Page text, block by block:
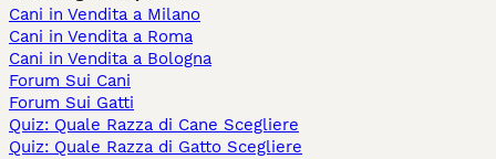
Cani in Vendita a Milano
Cani in Vendita a Roma
Cani in Vendita a Bologna
Forum Sui Cani
Forum Sui Gatti
Quiz: Quale Razza di Cane Scegliere
Quiz: Quale Razza di Gatto Scegliere